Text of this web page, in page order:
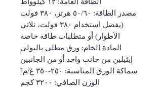
مصدر الطاقة: ٥٠/٦٠ هرتز، ٣٨٠ فولت
(يفضل استخدام ٣٨٠ فولت، ثلاثي
الأطوار) أو متطلبات طاقة خاصة
المادة الخام: ورق مطلي بالبولي
إيثيلين من جانب واحد أو من الجانبين
سماكة الورق المناسبة: ٢٥٠-٣٥٠ غ/م²
الوزن الصافي: ٣٢٠٠ كجم